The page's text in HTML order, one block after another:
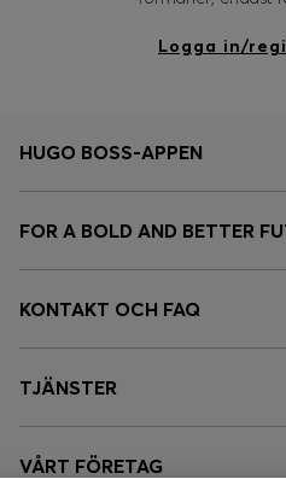
Logga in/
HUGO BOSS-APPEN
FOR A BOLD AND BETTER
KONTAKT OCH FAQ
TJÄNSTER
VÅRT FÖRETAG